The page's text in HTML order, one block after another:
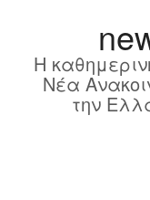
Η
Νέα
την